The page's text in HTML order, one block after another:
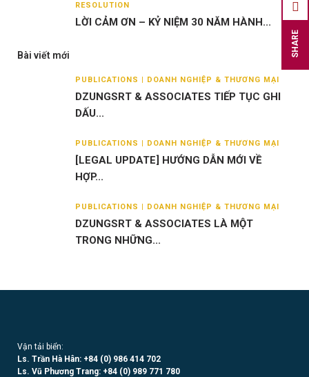
SHARE
RESOLUTION
LỜI CẢM ƠN – KỶ NIỆM 30 NĂM HÀNH...
Bài viết mới
PUBLICATIONS | DOANH NGHIỆP & THƯƠNG MẠI
DZUNGSRT & ASSOCIATES TIẾP TỤC GHI
DẤU...
PUBLICATIONS | DOANH NGHIỆP & THƯƠNG MẠI
[LEGAL UPDATE] HƯỚNG DẪN MỚI VỀ
HỢP...
PUBLICATIONS | DOANH NGHIỆP & THƯƠNG MẠI
DZUNGSRT & ASSOCIATES LÀ MỘT
TRONG NHỮNG...
Vận tải biển:
Ls. Trần Hà Hân: +84 (0) 986 414 702
Ls. Vũ Phương Trang: +84 (0) 989 771 780